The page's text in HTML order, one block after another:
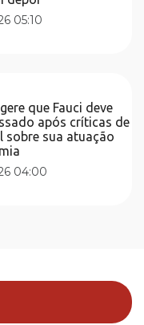
05:10
que Fauci deve
após críticas de
sobre sua atuação
04:00